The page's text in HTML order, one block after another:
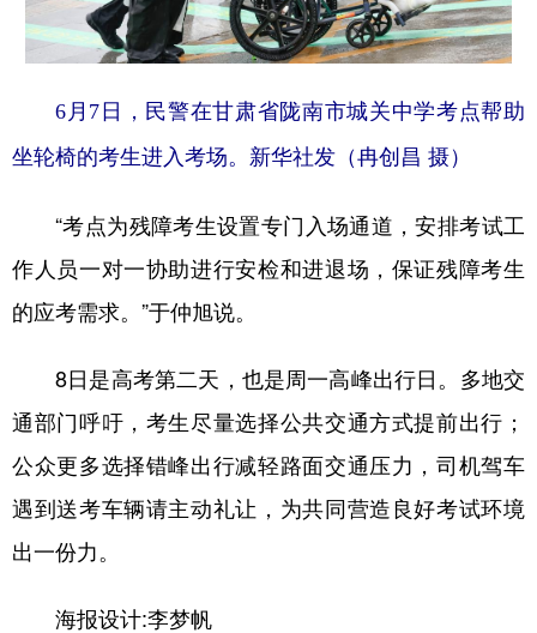
6月7日，民警在甘肃省陇南市城关中学考点帮助
坐轮椅的考生进入考场。新华社发（冉创昌 摄）
“考点为残障考生设置专门入场通道，安排考试工
作人员一对一协助进行安检和进退场，保证残障考生
的应考需求。”于仲旭说。
8日是高考第二天，也是周一高峰出行日。多地交
通部门呼吁，考生尽量选择公共交通方式提前出行；
公众更多选择错峰出行减轻路面交通压力，司机驾车
遇到送考车辆请主动礼让，为共同营造良好考试环境
出一份力。
海报设计:李梦帆